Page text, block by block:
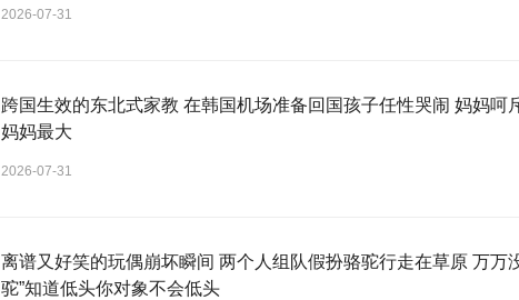
2026-07-31
跨国生效的东北式家教 在韩国机场准备回国孩子任性哭闹 妈妈
妈妈最大
2026-07-31
离谱又好笑的玩偶崩坏瞬间 两个人组队假扮骆驼行走在草原 万万
驼”知道低头你对象不会低头